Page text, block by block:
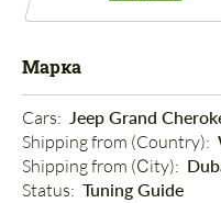
Марка
Cars: Jeep Grand
Shipping from (Country):
Shipping from (Сity):
Status: Tuning Guide